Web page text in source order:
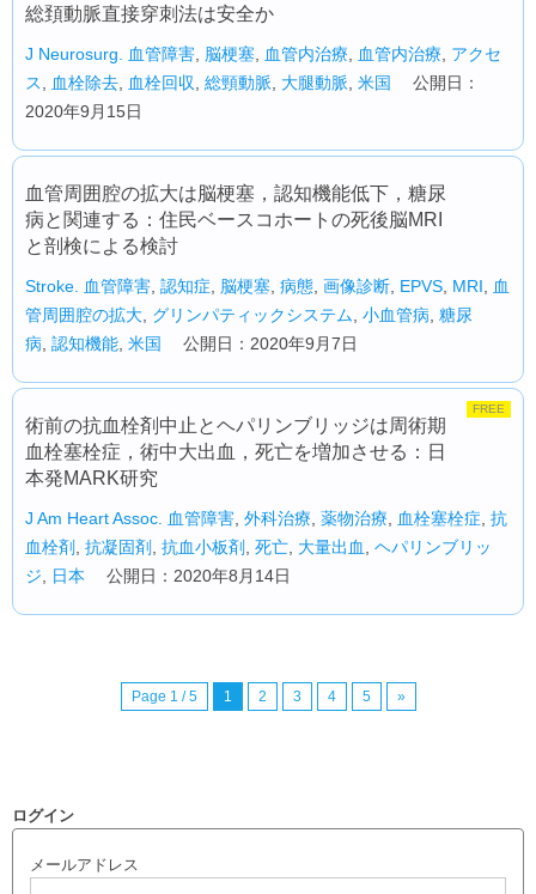
総頚動脈直接穿刺法は安全か
J Neurosurg. 血管障害 脳梗塞 血管内治療 血管内治療
アクセ
ス
血栓除去 血栓回収 総頸動脈 大腿動脈 米国
公開日：
2020年9月15日
血管周囲腔の拡大は脳梗塞，認知機能低下，糖尿
病と関連する：住民ベースコホートの死後脳MRI
と剖検による検討
Stroke. 血管障害 認知症 脳梗塞 病態 画像診断 EPVS MRI
血
管周囲腔の拡大 グリンパティックシステム 小血管病 糖尿
病 認知機能 米国 公開日：2020年9月7日
術前の抗血栓剤中止とヘパリンブリッジは周術期
血栓塞栓症，術中大出血，死亡を増加させる：日
本発MARK研究
FREE
J Am Heart Assoc. 血管障害 外科治療 薬物治療 血栓塞栓症 抗
血栓剤
抗凝固剤 抗血小板剤 死亡 大量出血
ヘパリンブリッ
ジ
日本 公開日：2020年8月14日
Page 1 / 5 1 2 3 4 5 »
ログイン
メールアドレス